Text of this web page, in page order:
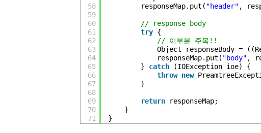
58
59
60
61
62
63
64
65
66
67
68
69
70
71
responseMap.put( "header" ,
// response body
try {
// 이부분 주목!!
Object responseBody =
responseMap.put( "body" ,
} catch
(IOException ioe) {
throw new
}
return
responseMap;
}
}